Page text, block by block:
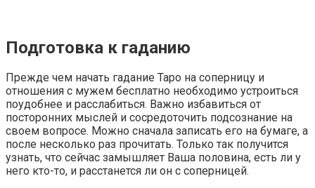
Подготовка к гаданию
Прежде чем начать гадание Таро на соперницу и
отношения с мужем бесплатно необходимо устроиться
поудобнее и расслабиться. Важно избавиться от
посторонних мыслей и сосредоточить подсознание на
своем вопросе. Можно сначала записать его на бумаге, а
после несколько раз прочитать. Только так получится
узнать, что сейчас замышляет Ваша половина, есть ли у
него кто-то, и расстанется ли он с соперницей.